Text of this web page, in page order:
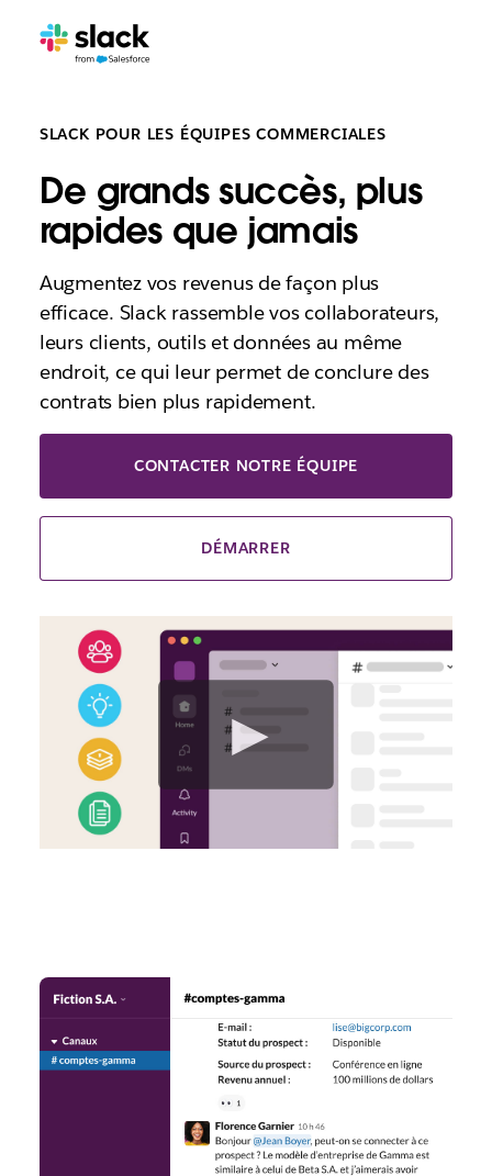
SLACK POUR LES ÉQUIPES COMMERCIALES
De grands succès, plus
rapides que jamais
Augmentez vos revenus de façon plus
efficace. Slack rassemble vos collaborateurs,
leurs clients, outils et données au même
endroit, ce qui leur permet de conclure des
contrats bien plus rapidement.
CONTACTER NOTRE ÉQUIPE
DÉMARRER